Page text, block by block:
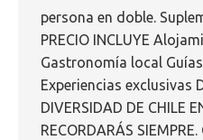
persona en doble.
PRECIO INCLUYE
Gastronomía local
Experiencias exclusivas
DIVERSIDAD DE CHILE
RECORDARÁS